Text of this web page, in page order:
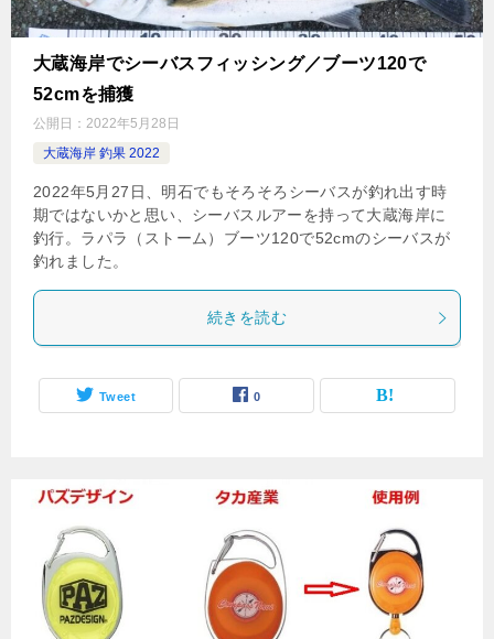
大蔵海岸でシーバスフィッシング／ブーツ120で
52cmを捕獲
公開日： 2022年5月28日
大蔵海岸 釣果 2022
2022年5月27日、明石でもそろそろシーバスが釣れ出す時
期ではないかと思い、シーバスルアーを持って大蔵海岸に
釣行。ラパラ（ストーム）ブーツ120で52cmのシーバスが
釣れました。
続きを読む
Tweet 0